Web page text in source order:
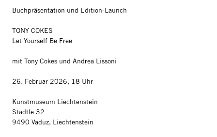
Buchpräsentation und Edition-Launch
TONY COKES
Let Yourself Be Free
mit Tony Cokes und Andrea Lissoni
26. Februar 2026, 18 Uhr
Kunstmuseum Liechtenstein
Städtle 32
9490 Vaduz, Liechtenstein